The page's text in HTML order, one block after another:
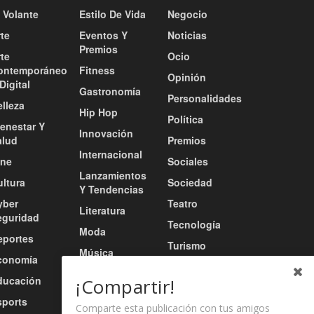
Volante
Y
Estilo De Vida
Eventos Y
Premios
Fitness
Gastronomía
Hip Hop
Innovación
Internacional
Lanzamientos
Y Tendencias
Literatura
Moda
Música
Nacional
Negocio
Noticias
Ocio
Opinión
Personalidades
Política
Premios
Sociales
Sociedad
Teatro
Tecnología
Turismo
Redes
Video
¡Compartir!
Comparte esta publicación con tus amigos